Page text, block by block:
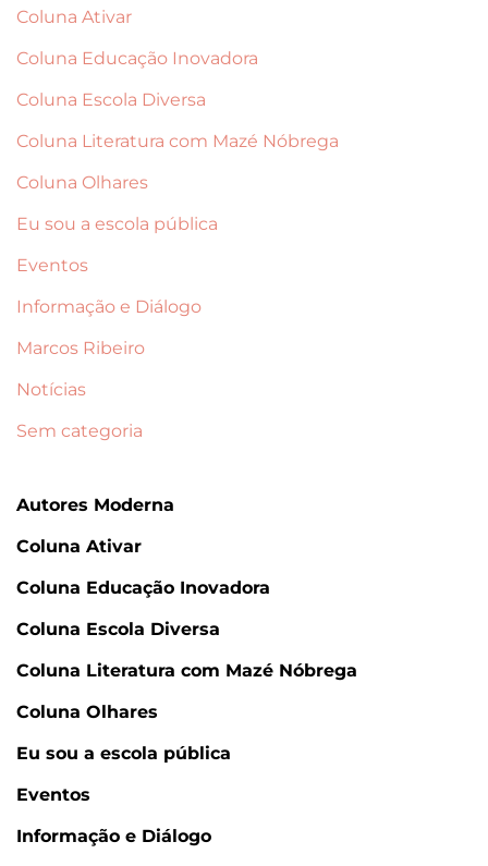
Coluna Ativar
Coluna Educação Inovadora
Coluna Escola Diversa
Coluna Literatura com Mazé Nóbrega
Coluna Olhares
Eu sou a escola pública
Eventos
Informação e Diálogo
Marcos Ribeiro
Notícias
Sem categoria
Autores Moderna
Coluna Ativar
Coluna Educação Inovadora
Coluna Escola Diversa
Coluna Literatura com Mazé Nóbrega
Coluna Olhares
Eu sou a escola pública
Eventos
Informação e Diálogo